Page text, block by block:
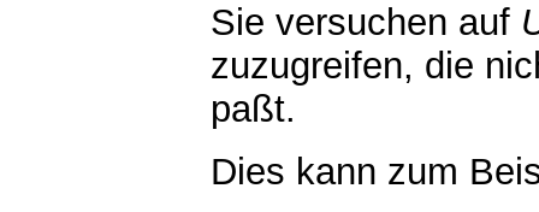
Sie versuchen auf
zuzugreifen, die
paßt.
Dies kann zum